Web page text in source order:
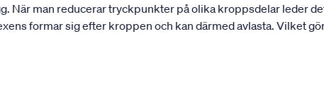
När man reducerar tryckpunkter på olika kroppsdelar leder
formar sig efter kroppen och kan därmed avlasta. Vilket